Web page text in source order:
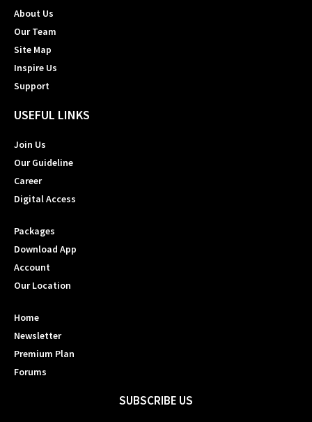
About Us
Our Team
Site Map
Inspire Us
Support
USEFUL LINKS
Join Us
Our Guideline
Career
Digital Access
Packages
Download App
Account
Our Location
Home
Newsletter
Premium Plan
Forums
SUBSCRIBE US